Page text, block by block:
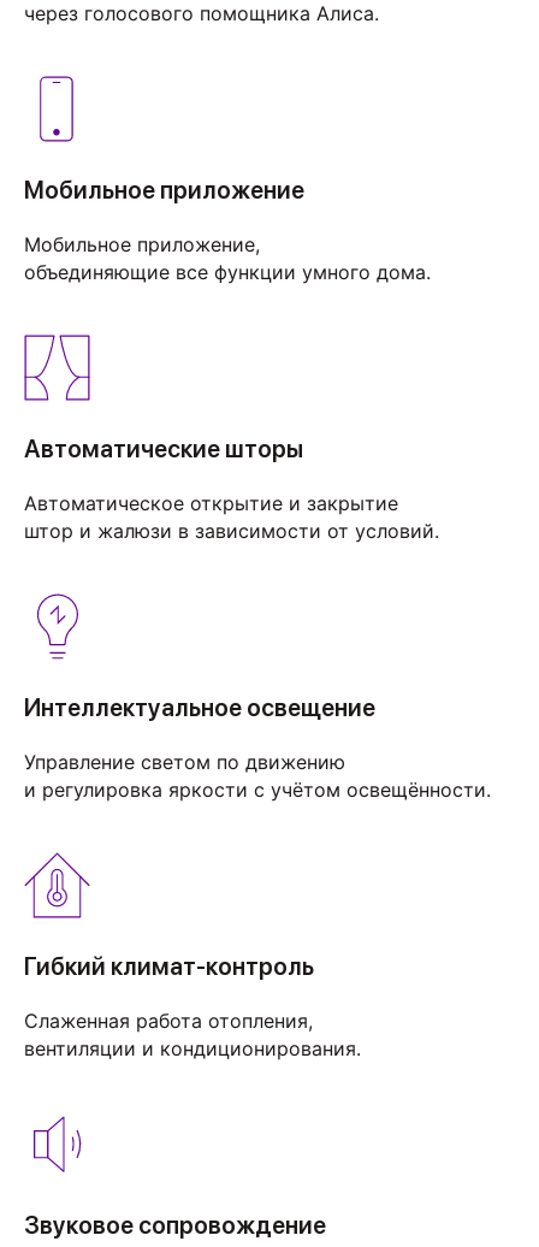
через голосового помощника Алиса.
Мобильное приложение
Мобильное приложение,
объединяющие все функции умного дома.
Автоматические шторы
Автоматическое открытие и закрытие
штор и жалюзи в зависимости от условий.
Интеллектуальное освещение
Управление светом по движению
и регулировка яркости с учётом освещённости.
Гибкий климат-контроль
Слаженная работа отопления,
вентиляции и кондиционирования.
Звуковое сопровождение